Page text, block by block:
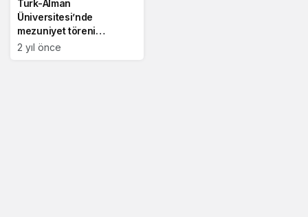
Türk-Alman
Üniversitesi’nde
mezuniyet töreni
coşkusu
2 yıl önce